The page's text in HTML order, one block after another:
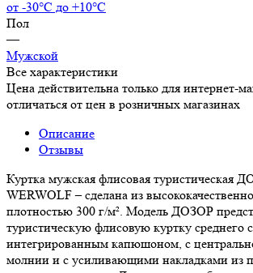
от -30°С до +10°С
Пол
—
Мужской
Все характеристики
Цена действительна только для интернет-
отличаться от цен в розничных магазинах
Описание
Отзывы
Куртка мужская флисовая туристическая
WERWOLF – сделана из
плотностью 300 г/м². Модель ДОЗОР
туристическую флисовую куртку среднего
интегрированным капюшоном, с
молнии и с усиливающими накладками из